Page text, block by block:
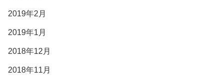
2019年2月
2019年1月
2018年12月
2018年11月